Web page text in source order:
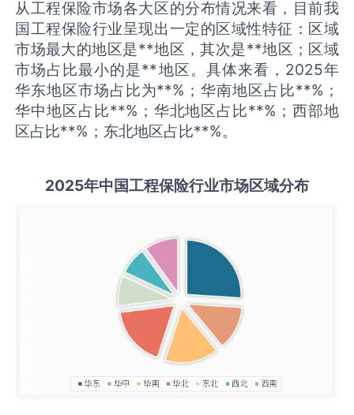
从工程保险市场各大区的分布情况来看，目前我
国工程保险行业呈现出一定的区域性特征：区域
市场最大的地区是**地区，其次是**地区；区域
市场占比最小的是**地区。具体来看，2025年
华东地区市场占比为**%；华南地区占比**%；
华中地区占比**%；华北地区占比**%；西部地
区占比**%；东北地区占比**%。
2025年中国工程保险行业市场区域分布